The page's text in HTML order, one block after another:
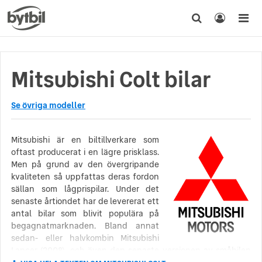
Mitsubishi Colt bilar
Se övriga modeller
Mitsubishi är en biltillverkare som
oftast producerat i en lägre prisklass.
Men på grund av den övergripande
kvaliteten så uppfattas deras fordon
sällan som lågprispilar. Under det
senaste årtiondet har de levererat ett
antal bilar som blivit populära på
begagnatmarknaden. Bland annat
sedan- eller halvkombin Mitsubishi